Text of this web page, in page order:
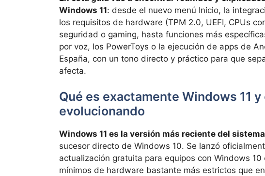
Windows 11: desde el nuevo menú Inicio, la
los requisitos de hardware (TPM 2.0, UEFI, CPUs
seguridad o gaming, hasta funciones más
por voz, los PowerToys o la ejecución de apps de
España, con un tono directo y práctico para que
afecta.
Qué es exactamente Windows 11 y
evolucionando
Windows 11 es la versión más reciente del
sucesor directo de Windows 10. Se lanzó
actualización gratuita para equipos con Windows
mínimos de hardware bastante más estrictos que